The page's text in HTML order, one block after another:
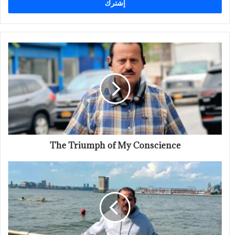
of
Conscience
The Triumph of My Conscience
يومياتي
في
أمريكا..
بألف
صديق